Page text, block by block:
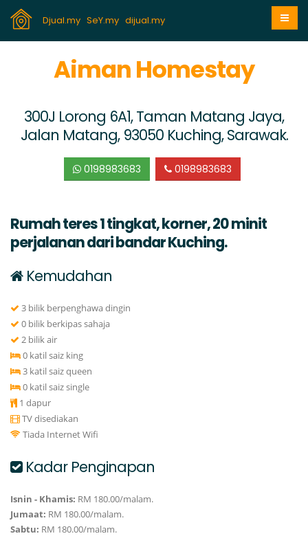
Djual.my SeY.my dijual.my
Aiman Homestay
300J Lorong 6A1, Taman Matang Jaya,
Jalan Matang, 93050 Kuching, Sarawak.
0198983683 0198983683
Rumah teres 1 tingkat, korner, 20 minit
perjalanan dari bandar Kuching.
Kemudahan
3 bilik berpenghawa dingin
0 bilik berkipas sahaja
2 bilik air
0 katil saiz king
3 katil saiz queen
0 katil saiz single
1 dapur
TV disediakan
Tiada Internet Wifi
Kadar Penginapan
Isnin - Khamis: RM 180.00/malam.
Jumaat: RM 180.00/malam.
Sabtu: RM 180.00/malam.